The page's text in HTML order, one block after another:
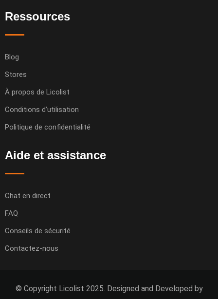
Ressources
Blog
Stores
À propos de Licolist
Conditions d’utilisation
Politique de confidentialité
Aide et assistance
Chat en direct
FAQ
Conseils de sécurité
Contactez-nous
© Copyright Licolist 2025. Designed and Developed by